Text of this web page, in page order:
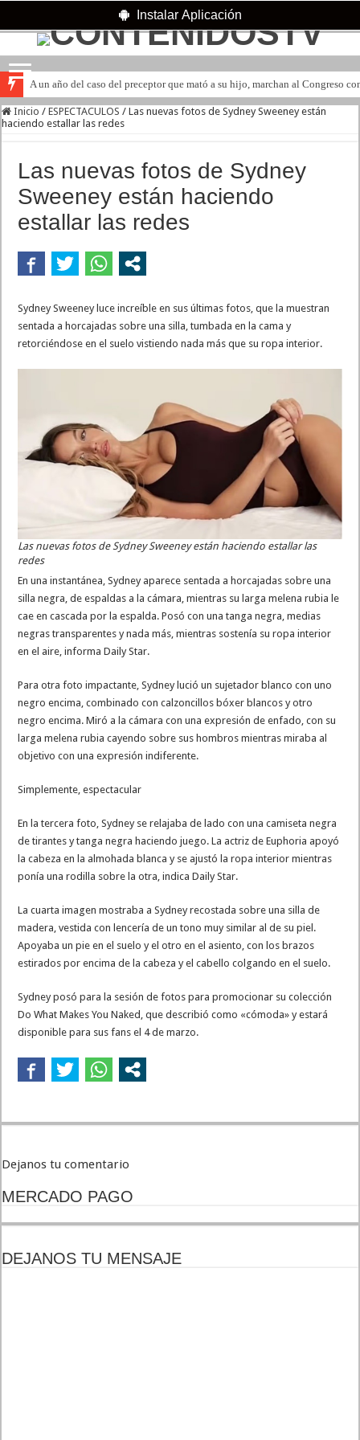
Instalar Aplicación
A un año del caso del preceptor que mató a su hijo, marchan al Congreso
Inicio / ESPECTACULOS / Las nuevas fotos de Sydney Sweeney están
haciendo estallar las redes
Las nuevas fotos de Sydney
Sweeney están haciendo
estallar las redes
Sydney Sweeney luce increíble en sus últimas fotos, que la muestran
sentada a horcajadas sobre una silla, tumbada en la cama y
retorciéndose en el suelo vistiendo nada más que su ropa interior.
Las nuevas fotos de Sydney Sweeney están haciendo estallar las
redes
En una instantánea, Sydney aparece sentada a horcajadas sobre una
silla negra, de espaldas a la cámara, mientras su larga melena rubia le
cae en cascada por la espalda. Posó con una tanga negra, medias
negras transparentes y nada más, mientras sostenía su ropa interior
en el aire, informa Daily Star.
Para otra foto impactante, Sydney lució un sujetador blanco con uno
negro encima, combinado con calzoncillos bóxer blancos y otro
negro encima. Miró a la cámara con una expresión de enfado, con su
larga melena rubia cayendo sobre sus hombros mientras miraba al
objetivo con una expresión indiferente.
Simplemente, espectacular
En la tercera foto, Sydney se relajaba de lado con una camiseta negra
de tirantes y tanga negra haciendo juego. La actriz de Euphoria apoyó
la cabeza en la almohada blanca y se ajustó la ropa interior mientras
ponía una rodilla sobre la otra, indica Daily Star.
La cuarta imagen mostraba a Sydney recostada sobre una silla de
madera, vestida con lencería de un tono muy similar al de su piel.
Apoyaba un pie en el suelo y el otro en el asiento, con los brazos
estirados por encima de la cabeza y el cabello colgando en el suelo.
Sydney posó para la sesión de fotos para promocionar su colección
Do What Makes You Naked, que describió como «cómoda» y estará
disponible para sus fans el 4 de marzo.
Dejanos tu comentario
MERCADO PAGO
DEJANOS TU MENSAJE